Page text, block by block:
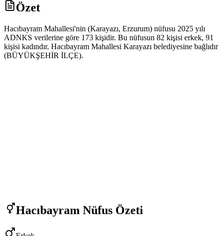
Özet
Hacıbayram Mahallesi'nin (Karayazı, Erzurum) nüfusu 2025 yılı
ADNKS verilerine göre 173 kişidir. Bu nüfusun 82 kişisi erkek, 91
kişisi kadındır. Hacıbayram Mahallesi Karayazı belediyesine bağlıdır
(BÜYÜKŞEHİR İLÇE).
Hacıbayram Nüfus Özeti